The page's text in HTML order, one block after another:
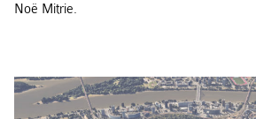
Noë Mitrie.